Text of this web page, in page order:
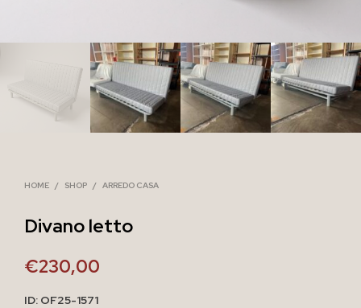
HOME / SHOP / ARREDO CASA
Divano letto
€230,00
ID: OF25-1571